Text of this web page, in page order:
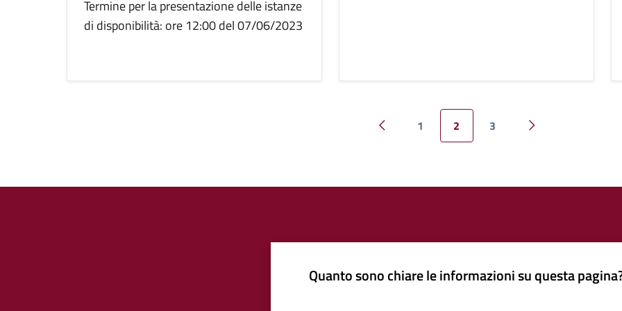
Termine per la presentazione delle istanze
di disponibilità: ore 12:00 del 07/06/2023
Pagina precedente
1 2 3
Pagina successiva
Quanto sono chiare le informazioni su questa